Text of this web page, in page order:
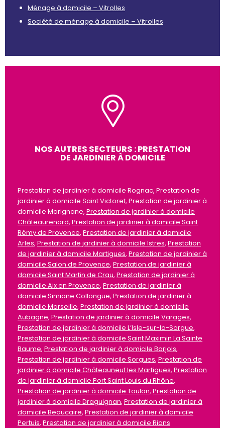
Ménage à domicile – Vitrolles
Société de ménage à domicile – Vitrolles
NOS AUTRES SECTEURS : PRESTATION
DE JARDINIER À DOMICILE
Prestation de jardinier à domicile Rognac, Prestation de
jardinier à domicile Saint Victoret, Prestation de jardinier à
domicile Marignane, Prestation de jardinier à domicile
Châteaurenard, Prestation de jardinier à domicile Saint
Rémy de Provence, Prestation de jardinier à domicile
Arles, Prestation de jardinier à domicile Istres, Prestation
de jardinier à domicile Martigues, Prestation de jardinier à
domicile Salon de Provence, Prestation de jardinier à
domicile Saint Martin de Crau, Prestation de jardinier à
domicile Aix en Provence, Prestation de jardinier à
domicile Simiane Collongue, Prestation de jardinier à
domicile Marseille, Prestation de jardinier à domicile
Aubagne, Prestation de jardinier à domicile Varages,
Prestation de jardinier à domicile L’Isle-sur-la-Sorgue,
Prestation de jardinier à domicile Saint Maximin La Sainte
Baume, Prestation de jardinier à domicile Barjols,
Prestation de jardinier à domicile Sorgues, Prestation de
jardinier à domicile Châteauneuf les Martigues, Prestation
de jardinier à domicile Port Saint Louis du Rhône,
Prestation de jardinier à domicile Toulon, Prestation de
jardinier à domicile Draguignan, Prestation de jardinier à
domicile Beaucaire, Prestation de jardinier à domicile
Pertuis, Prestation de jardinier à domicile Rians